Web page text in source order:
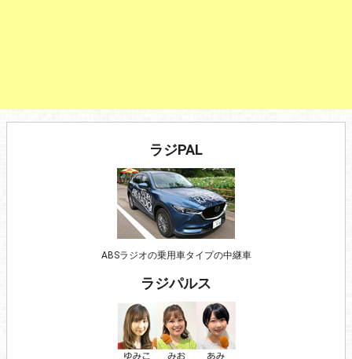
ラジPAL
ABSラジオの乗用車タイプの中継車
ラジパルス